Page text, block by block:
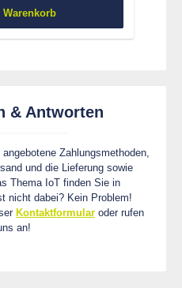
Warenkorb
& Antworten
Zahlungsmethoden,
und die Lieferung sowie
Thema IoT finden Sie in
nicht dabei? Kein Problem!
Kontaktformular oder rufen
an!